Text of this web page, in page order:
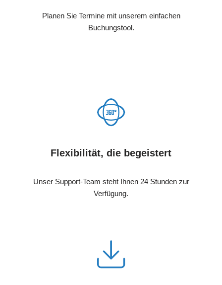
Planen Sie Termine mit unserem einfachen
Buchungstool.
Flexibilität, die begeistert
Unser Support-Team steht Ihnen 24 Stunden zur
Verfügung.